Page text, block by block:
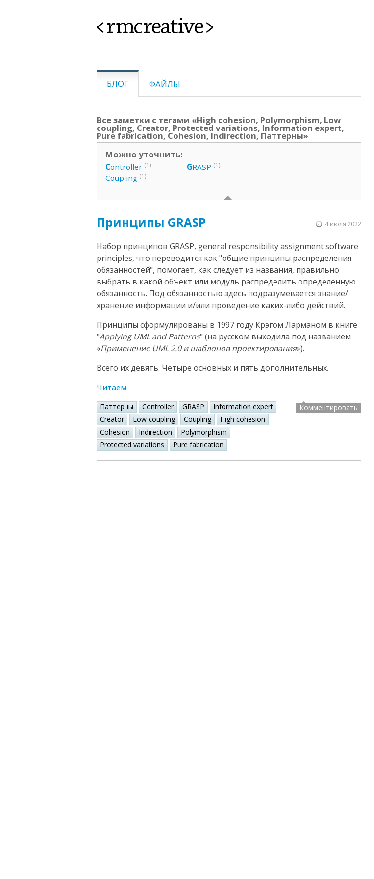
<rmcreative>
БЛОГ ФАЙЛЫ
Все заметки с тегами «High cohesion, Polymorphism, Low
coupling, Creator, Protected variations, Information expert,
Pure fabrication, Cohesion, Indirection, Паттерны»
Можно уточнить:
Controller (1)
Coupling (1)
GRASP (1)
Принципы GRASP 4 июля 2022
Набор принципов GRASP, general responsibility assignment software
principles, что переводится как "общие принципы распределения
обязанностей", помогает, как следует из названия, правильно
выбрать в какой объект или модуль распределить определённую
обязанность. Под обязанностью здесь подразумевается знание/
хранение информации и/или проведение каких-либо действий.
Принципы сформулированы в 1997 году Крэгом Ларманом в книге
"Applying UML and Patterns" (на русском выходила под названием
«Применение UML 2.0 и шаблонов проектирования»).
Всего их девять. Четыре основных и пять дополнительных.
Читаем
Паттерны Controller GRASP
Information expert
Creator
Low coupling Coupling
High cohesion
Cohesion
Indirection
Polymorphism
Protected variations
Pure fabrication
Комментировать